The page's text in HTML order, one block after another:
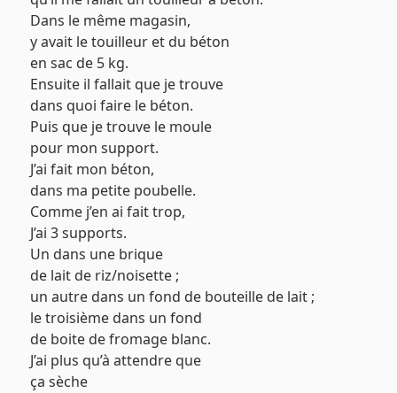
Dans le même magasin,
y avait le touilleur et du béton
en sac de 5 kg.
Ensuite il fallait que je trouve
dans quoi faire le béton.
Puis que je trouve le moule
pour mon support.
J’ai fait mon béton,
dans ma petite poubelle.
Comme j’en ai fait trop,
J’ai 3 supports.
Un dans une brique
de lait de riz/noisette ;
un autre dans un fond de bouteille de lait ;
le troisième dans un fond
de boite de fromage blanc.
J’ai plus qu’à attendre que
ça sèche